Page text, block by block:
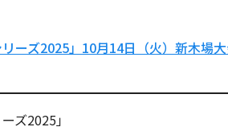
ーズ2025」10月14日（火）新木場
ズ2025」